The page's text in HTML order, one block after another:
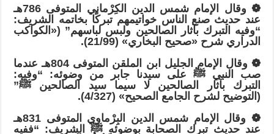
❁ وقال الإمام شمس الدين الكِرْماني المتوفى 786هـ
عند حديث صنع الناس خواتيمهم تبركًا بخاتمه الشريف:
“وفيه التبرك بآثار الصالحين ولبس لباسهم” («الكواكب
الدراري شرح «صحيح البخاري» (21/99).
❁ وقال الإمام الجليل ابن الملقن المتوفى 804هـ عندما
صب النبي ﷺ على سيدنا جابر من وضوئه: “وفيه:
التبرك بآثار الصالحين لا سيما سيد الصالحين ﷺ”
(التوضيح لشرح الجامع الصحيح» (4/327).
❁ وقال الإمام شمس الدين البِرْماوي المتوفى 831هـ
عند حديث تبرك الصحابة بوضوئه ﷺ الشريف: “ففيه